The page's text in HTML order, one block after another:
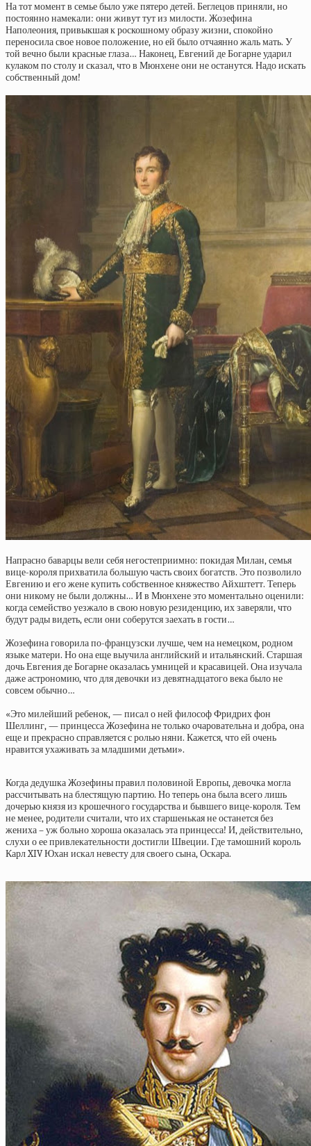
На тот момент в семье было уже пятеро детей. Беглецов приняли, но
постоянно намекали: они живут тут из милости. Жозефина
Наполеония, привыкшая к роскошному образу жизни, спокойно
переносила свое новое положение, но ей было отчаянно жаль мать. У
той вечно были красные глаза… Наконец, Евгений де Богарне ударил
кулаком по столу и сказал, что в Мюнхене они не останутся. Надо искать
собственный дом!
Напрасно баварцы вели себя негостеприимно: покидая Милан, семья
вице-короля прихватила большую часть своих богатств. Это позволило
Евгению и его жене купить собственное княжество Айхштетт. Теперь
они никому не были должны… И в Мюнхене это моментально оценили:
когда семейство уезжало в свою новую резиденцию, их заверяли, что
будут рады видеть, если они соберутся заехать в гости…
Жозефина говорила по-французски лучше, чем на немецком, родном
языке матери. Но она еще выучила английский и итальянский. Старшая
дочь Евгения де Богарне оказалась умницей и красавицей. Она изучала
даже астрономию, что для девочки из девятнадцатого века было не
совсем обычно…
«Это милейший ребенок, — писал о ней философ Фридрих фон
Шеллинг, — принцесса Жозефина не только очаровательна и добра, она
еще и прекрасно справляется с ролью няни. Кажется, что ей очень
нравится ухаживать за младшими детьми».
Когда дедушка Жозефины правил половиной Европы, девочка могла
рассчитывать на блестящую партию. Но теперь она была всего лишь
дочерью князя из крошечного государства и бывшего вице-короля. Тем
не менее, родители считали, что их старшенькая не останется без
жениха – уж больно хороша оказалась эта принцесса! И, действительно,
слухи о ее привлекательности достигли Швеции. Где тамошний король
Карл XIV Юхан искал невесту для своего сына, Оскара.